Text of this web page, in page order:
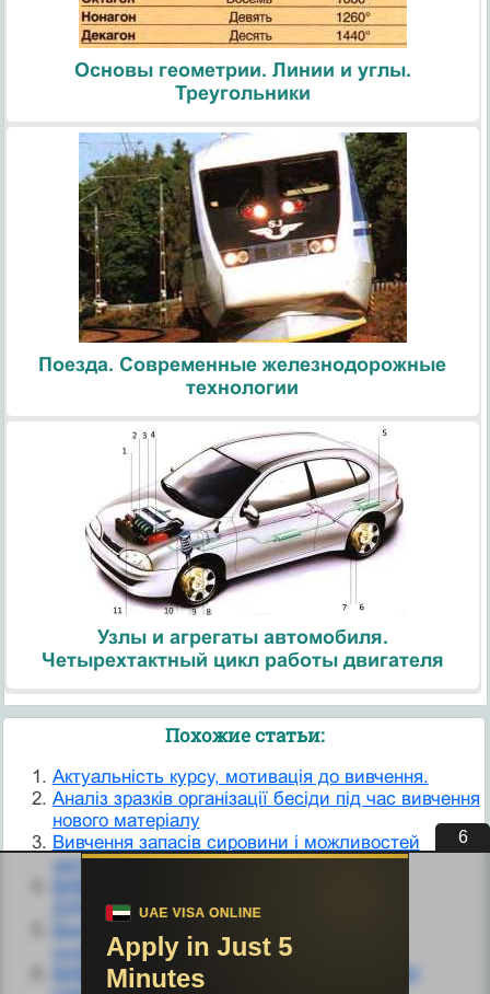
Основы геометрии. Линии и углы.
Треугольники
Поезда. Современные железнодорожные
технологии
Узлы и агрегаты автомобиля.
Четырехтактный цикл работы двигателя
Похожие статьи:
Актуальність курсу, мотивація до вивчення.
Аналіз зразків організації бесіди під час вивчення
нового матеріалу
Вивчення запасів сировини і можливостей
заготівлі лікарських рослин
ДІЯЛЬНОСТІ ВЧИТЕЛЯ
Вивчення організаційно-технологічних
особливостей клієнта
ВИВЧЕННЯ ПЕДАГОГІЧНОГО КОЛЕКТИВУ
5